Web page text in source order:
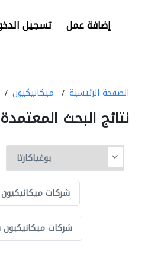
تسجيل إضافة عمل
الصفحة الرئيسية ميكانيكيون
نتائج البحث
شركات
شركات